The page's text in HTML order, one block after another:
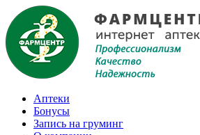
Аптеки
Бонусы
Запись на груминг